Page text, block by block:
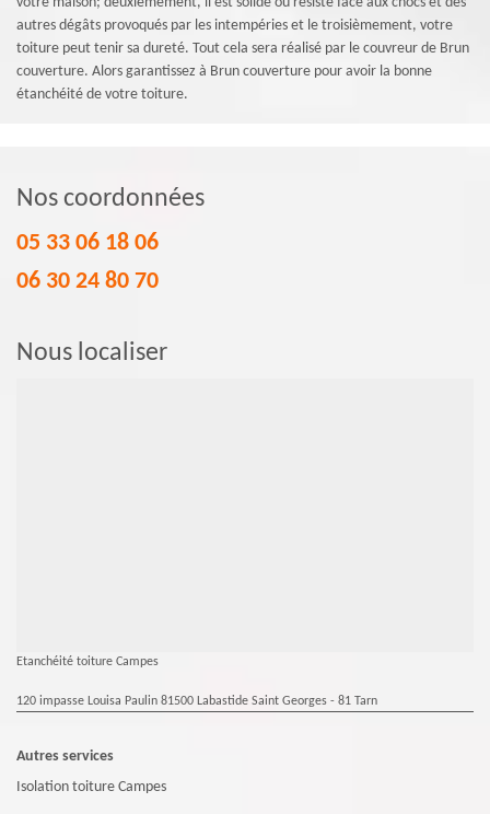
autres dégâts provoqués par les intempéries et le troisièmement, votre
toiture peut tenir sa dureté. Tout cela sera réalisé par le couvreur de Brun
couverture. Alors garantissez à Brun couverture pour avoir la bonne
étanchéité de votre toiture.
Nos coordonnées
05 33 06 18 06
06 30 24 80 70
Nous localiser
Etanchéité toiture Campes
120 impasse Louisa Paulin 81500 Labastide Saint Georges - 81 Tarn
Autres services
Isolation toiture Campes